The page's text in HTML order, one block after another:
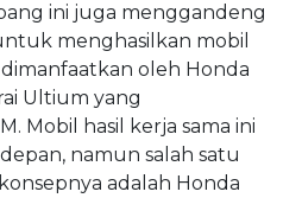
ini juga menggandeng
menghasilkan mobil
dimanfaatkan oleh Honda
Ultium yang
Mobil hasil kerja sama ini
namun salah satu
adalah Honda